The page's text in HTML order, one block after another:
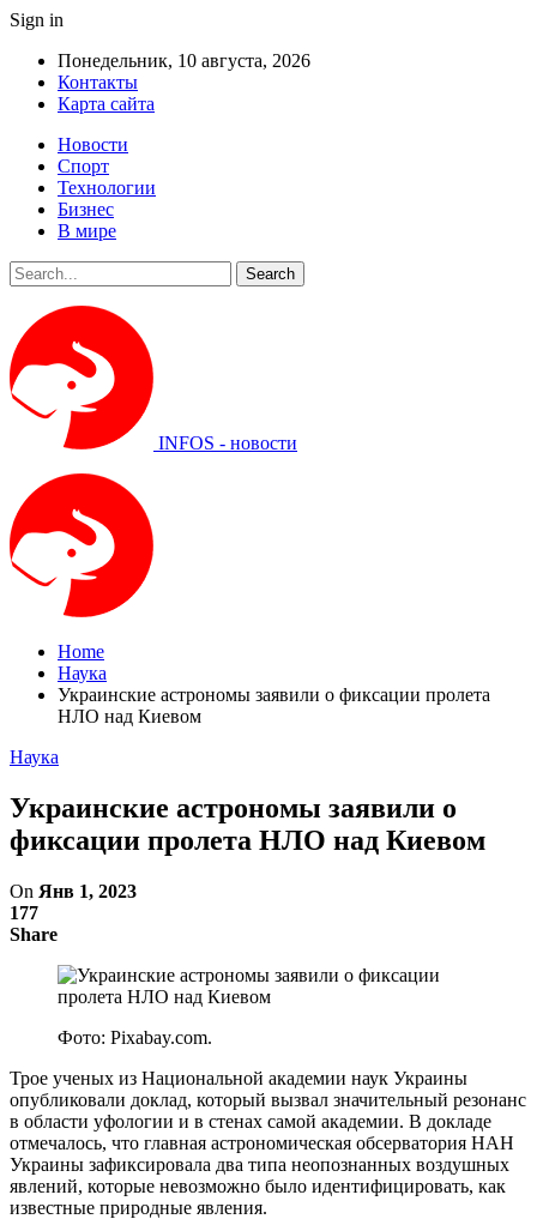
Sign in
Понедельник, 10 августа, 2026
Контакты
Карта сайта
Новости
Спорт
Технологии
Бизнес
В мире
INFOS - новости
Home
Наука
Украинские астрономы заявили о фиксации пролета
НЛО над Киевом
Наука
Украинские астрономы заявили о
фиксации пролета НЛО над Киевом
On Янв 1, 2023
177
Share
Фото: Pixabay.com.
Трое ученых из Национальной академии наук Украины
опубликовали доклад, который вызвал значительный резонанс
в области уфологии и в стенах самой академии. В докладе
отмечалось, что главная астрономическая обсерватория НАН
Украины зафиксировала два типа неопознанных воздушных
явлений, которые невозможно было идентифицировать, как
известные природные явления.